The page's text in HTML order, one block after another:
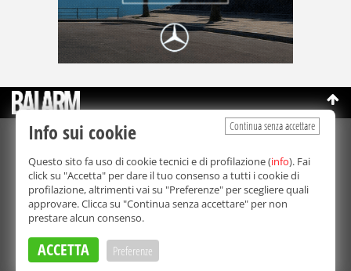
©Copyright 2003-2026
Bmedia Srl- P.IVA 07064240828
La riproduzione totale o parziale di tutti i contenuti, in qualunque
forma, su qualsiasi supporto è proibita.
Balarm.it è una testata giornalistica registrata. Autorizzazione del
Tribunale di Palermo n° 32 del 21/10/2003
Direttore responsabile:
Continua senza accettare
Info sui cookie
Questo sito fa uso di cookie tecnici e di profilazione (info). Fai
click su "Accetta" per dare il tuo consenso a tutti i cookie di
profilazione, altrimenti vai su "Preferenze" per scegliere quali
approvare. Clicca su "Continua senza accettare" per non
prestare alcun consenso.
ACCETTA Preferenze